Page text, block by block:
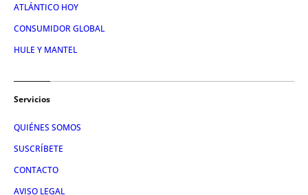
ATLÁNTICO HOY
CONSUMIDOR GLOBAL
HULE Y MANTEL
Servicios
QUIÉNES SOMOS
SUSCRÍBETE
CONTACTO
AVISO LEGAL